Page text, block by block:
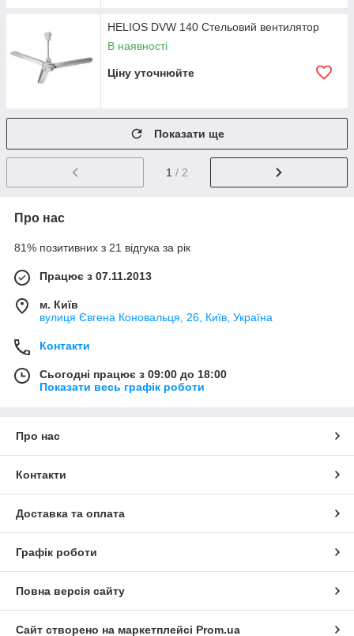
HELIOS DVW 140 Стельовий вентилятор
В наявності
Ціну уточнюйте
Показати ще
1 / 2
Про нас
81% позитивних з 21 відгука за рік
Працює з 07.11.2013
м. Київ
вулиця Євгена Коновальця, 26, Київ, Україна
Контакти
Сьогодні працює з 09:00 до 18:00
Показати весь графік роботи
Про нас
Контакти
Доставка та оплата
Графік роботи
Повна версія сайту
Сайт створено на маркетплейсі Prom.ua